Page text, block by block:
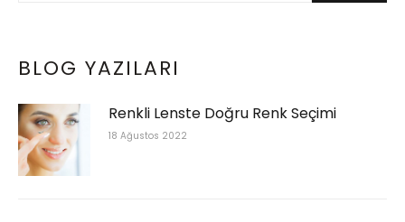
BLOG YAZILARI
Renkli Lenste Doğru Renk Seçimi
18 Ağustos 2022